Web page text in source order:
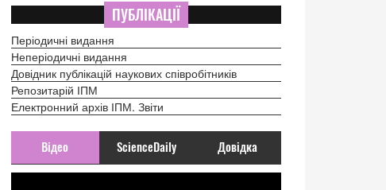
ПУБЛІКАЦІЇ
Періодичні видання
Неперіодичні видання
Довідник публікацій наукових співробітників
Репозитарій ІПМ
Електронний архів ІПМ. Звіти
Відео ScienceDaily Довідка